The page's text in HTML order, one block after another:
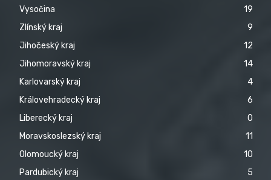
Vysočina
19
Zlínský kraj
9
Jihočeský kraj
12
Jihomoravský kraj
14
Karlovarský kraj
4
Královehradecký kraj
6
Liberecký kraj
0
Moravskoslezský kraj
11
Olomoucký kraj
10
Pardubický kraj
5